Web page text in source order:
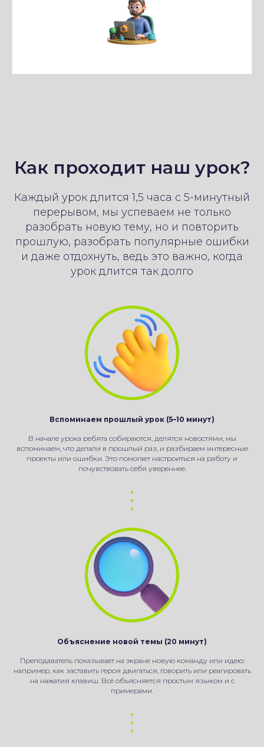
Как проходит наш урок?
Каждый урок длится 1,5 часа с 5-минутный
перерывом, мы успеваем не только
разобрать новую тему, но и повторить
прошлую, разобрать популярные ошибки
и даже отдохнуть, ведь это важно, когда
урок длится так долго
Вспоминаем прошлый урок (5–10 минут)
В начале урока ребята собираются, делятся новостями, мы
вспоминаем, что делали в прошлый раз, и разбираем интересные
проекты или ошибки. Это помогает настроиться на работу и
почувствовать себя увереннее.
Объяснение новой темы (20 минут)
Преподаватель показывает на экране новую команду или идею:
например, как заставить героя двигаться, говорить или реагировать
на нажатия клавиш. Всё объясняется простым языком и с
примерами.